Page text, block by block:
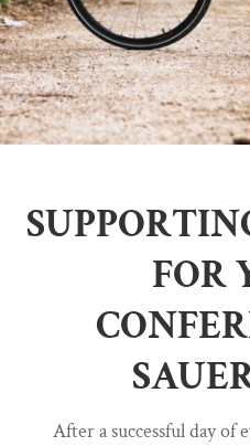
FOR
After a successful day of